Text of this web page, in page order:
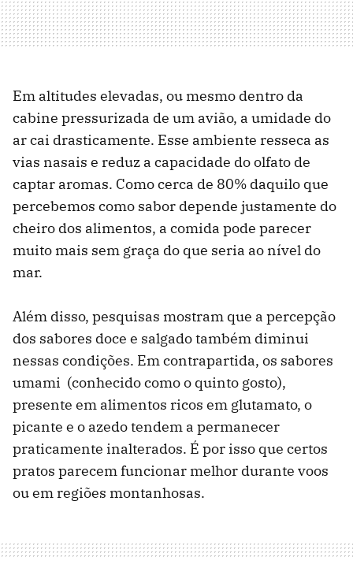
Em altitudes elevadas, ou mesmo dentro da
cabine pressurizada de um avião, a umidade do
ar cai drasticamente. Esse ambiente resseca as
vias nasais e reduz a capacidade do olfato de
captar aromas. Como cerca de 80% daquilo que
percebemos como sabor depende justamente do
cheiro dos alimentos, a comida pode parecer
muito mais sem graça do que seria ao nível do
mar.
Além disso, pesquisas mostram que a percepção
dos sabores doce e salgado também diminui
nessas condições. Em contrapartida, os sabores
umami (conhecido como o quinto gosto),
presente em alimentos ricos em glutamato, o
picante e o azedo tendem a permanecer
praticamente inalterados. É por isso que certos
pratos parecem funcionar melhor durante voos
ou em regiões montanhosas.